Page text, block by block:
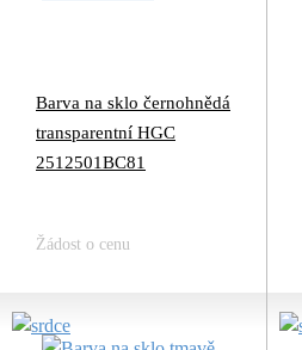
Barva na sklo černohnědá
transparentní HGC
2512501BC81
Žádost o cenu